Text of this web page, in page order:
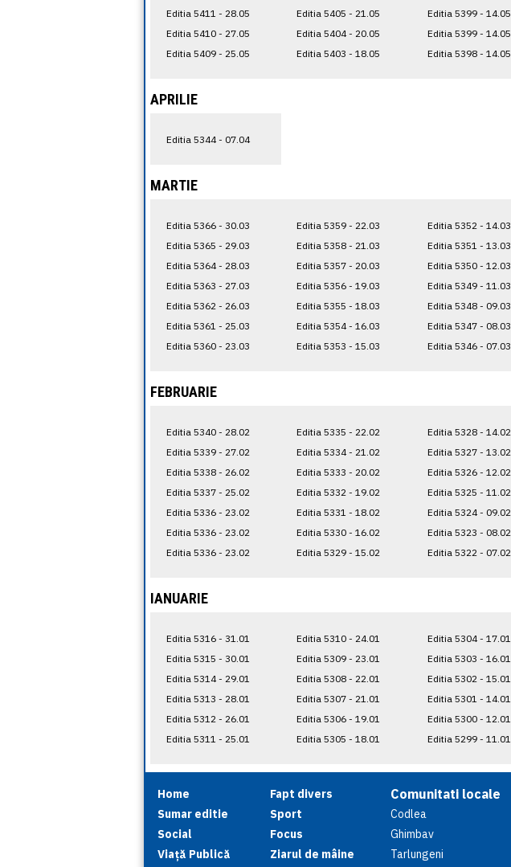
Editia 5411 - 28.05
Editia 5410 - 27.05
Editia 5409 - 25.05
Editia 5405 - 21.05
Editia 5404 - 20.05
Editia 5403 - 18.05
Editia 5399 - 14.05
Editia 5399 - 14.05
Editia 5398 - 14.05
APRILIE
Editia 5344 - 07.04
MARTIE
Editia 5366 - 30.03
Editia 5365 - 29.03
Editia 5364 - 28.03
Editia 5363 - 27.03
Editia 5362 - 26.03
Editia 5361 - 25.03
Editia 5360 - 23.03
Editia 5359 - 22.03
Editia 5358 - 21.03
Editia 5357 - 20.03
Editia 5356 - 19.03
Editia 5355 - 18.03
Editia 5354 - 16.03
Editia 5353 - 15.03
Editia 5352 - 14.03
Editia 5351 - 13.03
Editia 5350 - 12.03
Editia 5349 - 11.03
Editia 5348 - 09.03
Editia 5347 - 08.03
Editia 5346 - 07.03
FEBRUARIE
Editia 5340 - 28.02
Editia 5339 - 27.02
Editia 5338 - 26.02
Editia 5337 - 25.02
Editia 5336 - 23.02
Editia 5336 - 23.02
Editia 5336 - 23.02
Editia 5335 - 22.02
Editia 5334 - 21.02
Editia 5333 - 20.02
Editia 5332 - 19.02
Editia 5331 - 18.02
Editia 5330 - 16.02
Editia 5329 - 15.02
Editia 5328 - 14.02
Editia 5327 - 13.02
Editia 5326 - 12.02
Editia 5325 - 11.02
Editia 5324 - 09.02
Editia 5323 - 08.02
Editia 5322 - 07.02
IANUARIE
Editia 5316 - 31.01
Editia 5315 - 30.01
Editia 5314 - 29.01
Editia 5313 - 28.01
Editia 5312 - 26.01
Editia 5311 - 25.01
Editia 5310 - 24.01
Editia 5309 - 23.01
Editia 5308 - 22.01
Editia 5307 - 21.01
Editia 5306 - 19.01
Editia 5305 - 18.01
Editia 5304 - 17.01
Editia 5303 - 16.01
Editia 5302 - 15.01
Editia 5301 - 14.01
Editia 5300 - 12.01
Editia 5299 - 11.01
Home
Sumar editie
Social
Viață Publică
Fapt divers
Sport
Focus
Ziarul de mâine
Comunitati locale
Codlea
Ghimbav
Tarlungeni